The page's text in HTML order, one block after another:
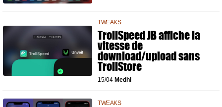
TWEAKS
TrollSpeed JB affiche la
vitesse de
download/upload sans
TrollStore
15/04 Medhi
TWEAKS